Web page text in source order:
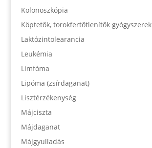
Kolonoszkópia
Köptetők, torokfertőtlenítők gyógyszerek
Laktózintolearancia
Leukémia
Limfóma
Lipóma (zsírdaganat)
Lisztérzékenység
Májciszta
Májdaganat
Májgyulladás